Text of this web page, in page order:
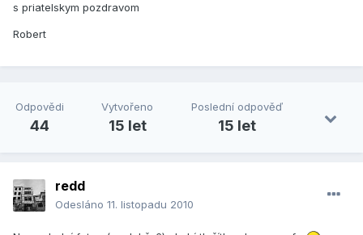
s priatelskym pozdravom
Robert
Odpovědi
44
Vytvořeno
15 let
Poslední odpověď
15 let
redd
Odesláno 11. listopadu 2010